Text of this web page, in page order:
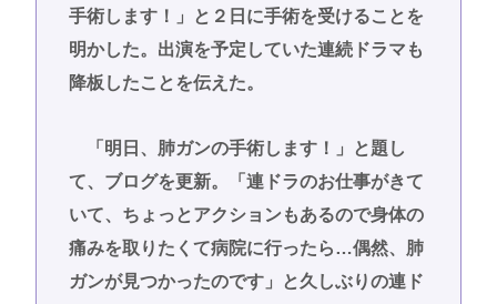
手術します！」と２日に手術を受けることを
明かした。出演を予定していた連続ドラマも
降板したことを伝えた。
「明日、肺ガンの手術します！」と題し
て、ブログを更新。「連ドラのお仕事がきて
いて、ちょっとアクションもあるので身体の
痛みを取りたくて病院に行ったら…偶然、肺
ガンが見つかったのです」と久しぶりの連ド